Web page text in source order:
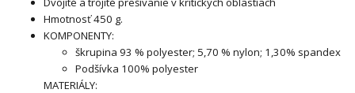
Hmotnosť 450 g.
KOMPONENTY:
škrupina 93 % polyester; 5,70 % nylon; 1,30% spandex
Podšívka 100% polyester
MATERIÁLY: